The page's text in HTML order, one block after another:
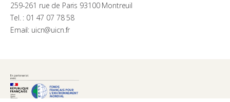
259-261 rue de Paris 93100 Montreuil
Tel. : 01 47 07 78 58
Email: uicn@uicn.fr